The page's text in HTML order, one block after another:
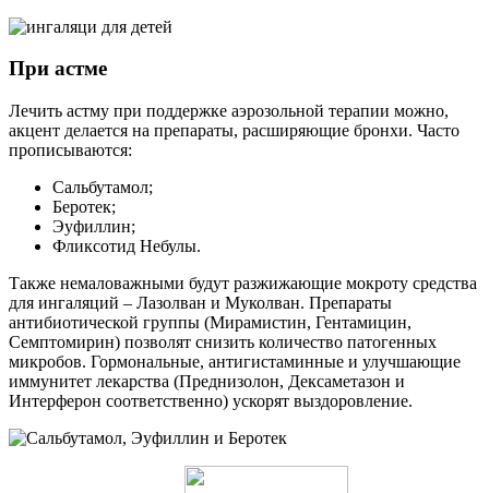
При астме
Лечить астму при поддержке аэрозольной терапии можно,
акцент делается на препараты, расширяющие бронхи. Часто
прописываются:
Сальбутамол;
Беротек;
Эуфиллин;
Фликсотид Небулы.
Также немаловажными будут разжижающие мокроту средства
для ингаляций – Лазолван и Муколван. Препараты
антибиотической группы (Мирамистин, Гентамицин,
Семптомирин) позволят снизить количество патогенных
микробов. Гормональные, антигистаминные и улучшающие
иммунитет лекарства (Преднизолон, Дексаметазон и
Интерферон соответственно) ускорят выздоровление.